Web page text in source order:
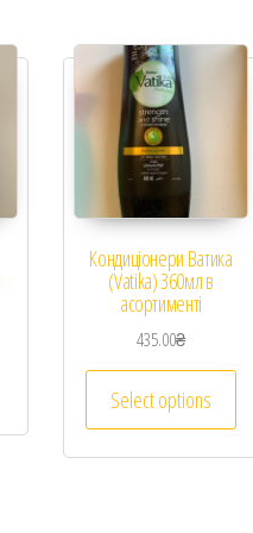
Кондиціонери Ватика
(Vatika) 360мл в
асортименті
435.00₴
Select options